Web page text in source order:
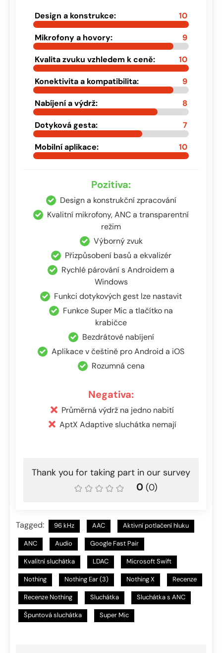
Design a konstrukce: 10
Mikrofony a hovory: 9
Kvalita zvuku vzhledem k ceně: 10
Konektivita a kompatibilita: 9
Nabíjení a výdrž: 8
Dotyková gesta: 7
Mobilní aplikace: 10
Pozitiva:
Design a konstrukční zpracování
Kvalitní mikrofony, ANC a transparentní
režim
Výborný zvuk
Přizpůsobení basů a ekvalizér
Rychlé párování s Androidem a
Windows
Funkci dotykových gest lze nastavit
Funkce Super Mic a tlačítko na
krabičce
Bezdrátové nabíjení
Aplikace v češtině pro Android a iOS
Rozumná cena
Negativa:
Průměrná výdrž na jedno nabití
AptX Adaptive sluchátka nemají
Thank you for taking part in our survey
0 (0)
Tagged: 96 kHz AAC Aktivní potlačení hluku
ANC Audio Google Fast Pair
Kvalitní sluchátka LDAC Microsoft Swift
Nothing Nothing Ear (3) Nothing X Recenze
Recenze Nothing Sluchátka Sluchátka s ANC
Špuntová sluchátka Super Mic